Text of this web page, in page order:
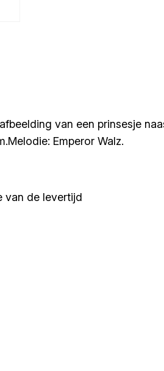
van een prinsesje
Emperor Walz.
van de levertijd